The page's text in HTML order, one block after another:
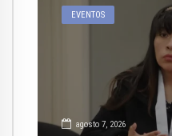
EVENTOS
agosto 7, 2026